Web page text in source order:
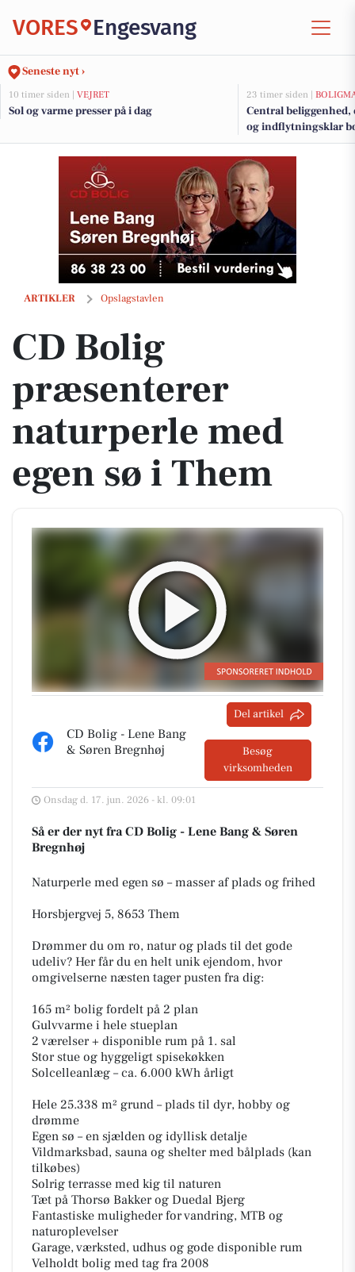
VORES Engesvang
Seneste nyt ›
10 timer siden | VEJRET
Sol og varme presser på i dag
23 timer siden |
Central
og indflytningsklar
ARTIKLER Opslagstavlen
CD Bolig præsenterer naturperle med egen sø i Them
CD Bolig
præsenterer
naturperle med
egen sø i Them
CD Bolig - Lene Bang
& Søren Bregnhøj
Del artikel
Besøg
virksomheden
Onsdag d. 17. jun. 2026 - kl. 09:01
Så er der nyt fra CD Bolig - Lene Bang & Søren
Bregnhøj
Naturperle med egen sø – masser af plads og frihed
Horsbjergvej 5, 8653 Them
Drømmer du om ro, natur og plads til det gode
udeliv? Her får du en helt unik ejendom, hvor
omgivelserne næsten tager pusten fra dig:
165 m² bolig fordelt på 2 plan
Gulvvarme i hele stueplan
2 værelser + disponible rum på 1. sal
Stor stue og hyggeligt spisekøkken
Solcelleanlæg – ca. 6.000 kWh årligt
Hele 25.338 m² grund – plads til dyr, hobby og
drømme
Egen sø – en sjælden og idyllisk detalje
Vildmarksbad, sauna og shelter med bålplads (kan
tilkøbes)
Solrig terrasse med kig til naturen
Tæt på Thorsø Bakker og Duedal Bjerg
Fantastiske muligheder for vandring, MTB og
naturoplevelser
Garage, værksted, udhus og gode disponible rum
Velholdt bolig med tag fra 2008